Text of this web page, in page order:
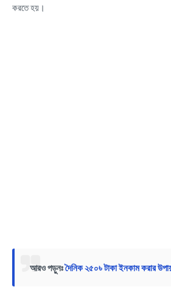
করতে হয়।
আরও পড়ুনঃদৈনিক ২৫০৳ টাকা ইনকাম করার